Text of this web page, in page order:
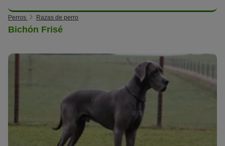
Perros Razas de perro
Bichón Frisé